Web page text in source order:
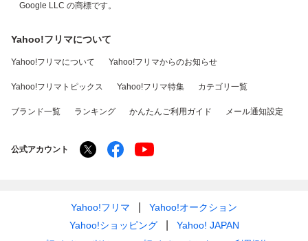
Google LLC の商標です。
Yahoo!フリマについて
Yahoo!フリマについて Yahoo!フリマからのお知らせ
Yahoo!フリマトピックス Yahoo!フリマ特集 カテゴリ一覧
ブランド一覧 ランキング かんたんご利用ガイド メール通知設定
公式アカウント
Yahoo!フリマ
Yahoo!オークション
Yahoo!ショッピング
Yahoo! JAPAN